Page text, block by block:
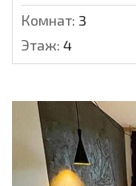
Комнат: 3
Этаж: 4